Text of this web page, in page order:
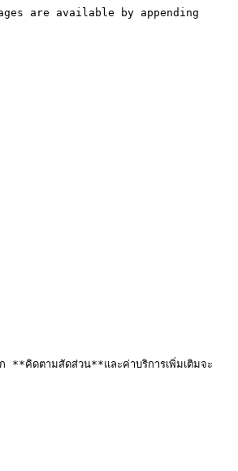
are available by appending
คิดตามสัดส่วน**และค่าบริการเพิ่มเติมจะ